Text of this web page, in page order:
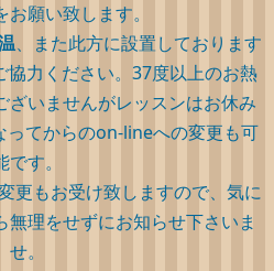
お願い致します。
、また此方に設置しております
力ください。37度以上のお熱
ざいませんがレッスンはお休み
ってからのon-lineへの変更も可
です。
更もお受け致しますので、気に
理をせずにお知らせ下さいま
せ。